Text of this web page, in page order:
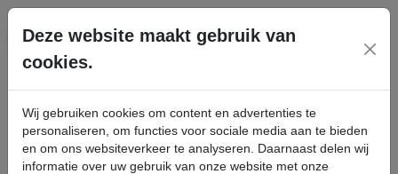
Ga direct naar de hoofdinhoud van deze pagina.
SERVICE PRODUCTEN CONTACT
Deze website maakt gebruik van
cookies.
Wij gebruiken cookies om content en advertenties te
personaliseren, om functies voor sociale media aan te bieden
en om ons websiteverkeer te analyseren. Daarnaast delen wij
informatie over uw gebruik van onze website met onze